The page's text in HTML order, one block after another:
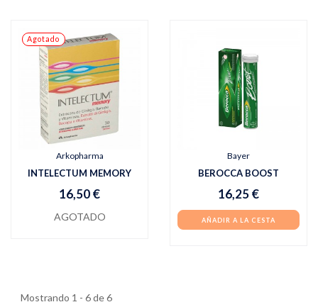
Agotado
Arkopharma
INTELECTUM MEMORY
16,50 €
AGOTADO
Bayer
BEROCCA BOOST
16,25 €
AÑADIR A LA CESTA
Mostrando 1 - 6 de 6